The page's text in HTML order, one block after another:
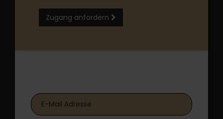
Zugang anfordern